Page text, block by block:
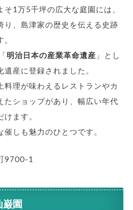
1万5千坪の広大な庭園には、
り、島津家の歴史を伝える史跡
明治日本の産業革命遺産 」とし
産に登録されました。
料理が味わえるレストランやカ
たショップがあり、幅広い年代
ます。
しも魅力のひとつです。
9700-1
巌園